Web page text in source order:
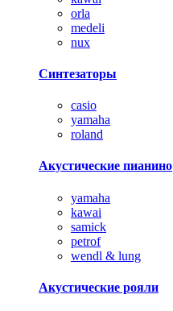
orla
medeli
nux
Синтезаторы
casio
yamaha
roland
Акустические пианино
yamaha
kawai
samick
petrof
wendl & lung
Акустические рояли